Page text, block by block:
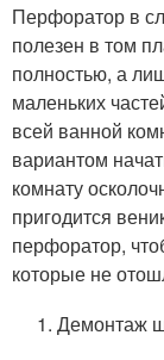
Перфоратор в
полезен в том
полностью, а
маленьких
всей ванной
вариантом
комнату
пригодится
перфоратор,
которые не
Демонтаж